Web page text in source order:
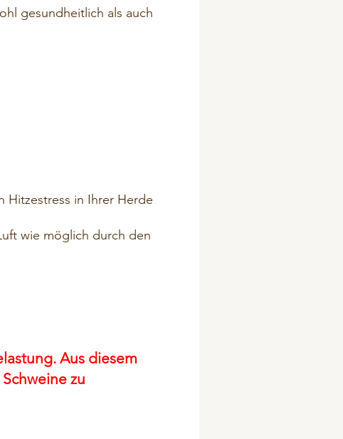
gesundheitlich als auch
Hitzestress in Ihrer Herde
wie möglich durch den
Aus diesem
zu